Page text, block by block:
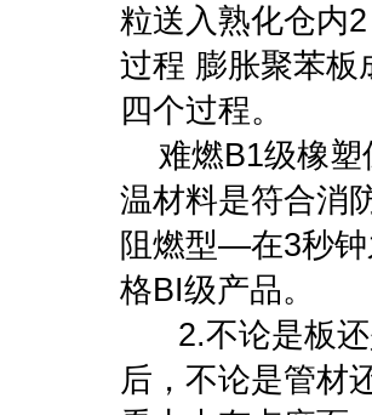
粒送入熟化仓内
过程 膨胀聚苯板
四个过程。
难燃B1级橡塑
温材料是符合消
阻燃型—在3秒钟
格BI级产品。
2.不论是板还
后，不论是管材